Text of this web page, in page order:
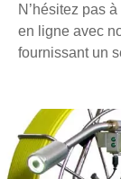
N’hésitez pas
en ligne avec
fournissant un